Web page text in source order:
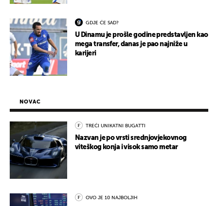
GDJE ĆE SAD?
U Dinamu je prošle godine predstavljen kao
mega transfer, danas je pao najniže u
karijeri
NOVAC
TREĆI UNIKATNI BUGATTI
Nazvan je po vrsti srednjovjekovnog
viteškog konja i visok samo metar
OVO JE 10 NAJBOLJIH